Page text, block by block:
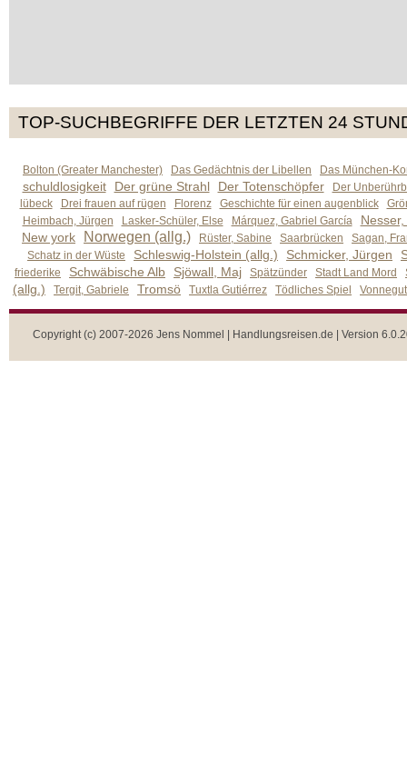
TOP-SUCHBEGRIFFE DER LETZTEN 24
Bolton (Greater Manchester) Das Gedächtnis der Libellen Das München-
schuldlosigkeit Der grüne Strahl Der Totenschöpfer
Der
lübeck
Drei frauen auf rügen Florenz Geschichte für einen augenblick
Heimbach, Jürgen
Lasker-Schüler, Else Márquez, Gabriel García
New york
Norwegen (allg.) Rüster, Sabine Saarbrücken
Sagan,
Schatz in der Wüste
Schleswig-Holstein (allg.) Schmicker, Jürgen
friederike Schwäbische Alb Sjöwall, Maj Spätzünder Stadt Land Mord
(allg.) Tergit, Gabriele Tromsö Tuxtla Gutiérrez Tödliches Spiel
Copyright (c) 2007-2026 Jens Nommel | Handlungsreisen.de | Version